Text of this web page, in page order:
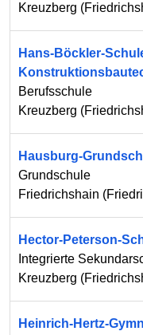
Kreuzberg (
Hans-Böckler-
Berufsschule
Kreuzberg (
Hausburg-
Grundschule
Friedrichshain (
Hector-Peterson-
Integrierte
Kreuzberg (
Heinrich-Hertz-